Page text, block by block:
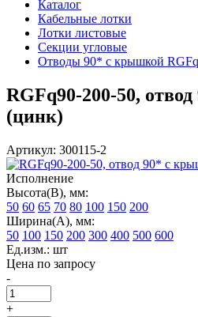
Каталог
Кабельные лотки
Лотки листовые
Секции угловые
Отводы 90* с крышкой RGFq
RGFq90-200-50,
(цинк)
Артикул: 300115-2
Исполнение
Высота(В), мм:
50 60 65 70 80 100 150 200
Ширина(А), мм:
50 100 150 200 300 400 500 600
Ед.изм.: шт
Цена по запросу
-
+